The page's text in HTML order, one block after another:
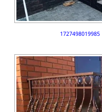
1727498019985